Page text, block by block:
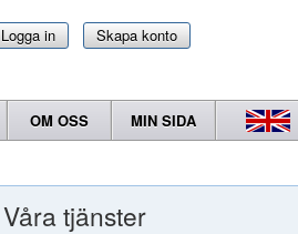
Logga in Skapa konto
OM OSS MIN SIDA
Våra tjänster